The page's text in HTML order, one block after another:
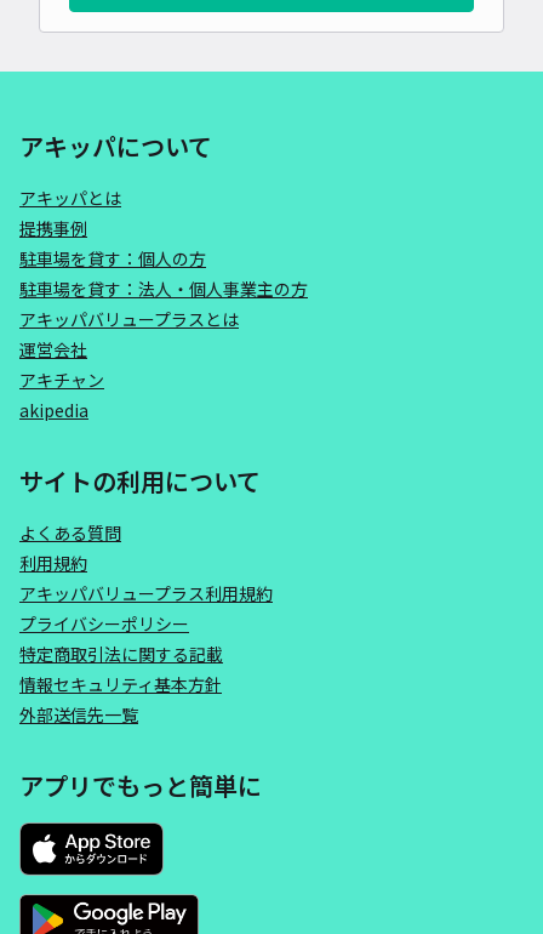
アキッパについて
アキッパとは
提携事例
駐車場を貸す：個人の方
駐車場を貸す：法人・個人事業主の方
アキッパバリュープラスとは
運営会社
アキチャン
akipedia
サイトの利用について
よくある質問
利用規約
アキッパバリュープラス利用規約
プライバシーポリシー
特定商取引法に関する記載
情報セキュリティ基本方針
外部送信先一覧
アプリでもっと簡単に